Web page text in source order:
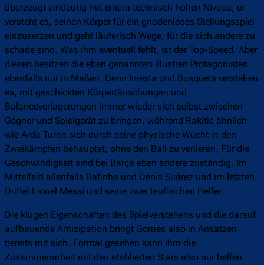
überzeugt eindeutig mit einem technisch hohen Niveau, er
versteht es, seinen Körper für ein gnadenloses Stellungsspiel
einzusetzen und geht läuferisch Wege, für die sich andere zu
schade sind. Was ihm eventuell fehlt, ist der Top-Speed. Aber
diesen besitzen die eben genannten illustren Protagonisten
ebenfalls nur in Maßen. Denn Iniesta und Busquets verstehen
es, mit geschickten Körpertäuschungen und
Balanceverlagerungen immer wieder sich selbst zwischen
Gegner und Spielgerät zu bringen, während Rakitić ähnlich
wie Arda Turan sich durch seine physische Wucht in den
Zweikämpfen behauptet, ohne den Ball zu verlieren. Für die
Geschwindigkeit sind bei Barça eben andere zuständig. Im
Mittelfeld allenfalls Rafinha und Denis Suárez und im letzten
Drittel Lionel Messi und seine zwei teuflischen Helfer.
Die klugen Eigenschaften des Spielverstehens und die darauf
aufbauende Antizipation bringt Gomes also in Ansätzen
bereits mit sich. Formal gesehen kann ihm die
Zusammenarbeit mit den etablierten Stars also nur helfen